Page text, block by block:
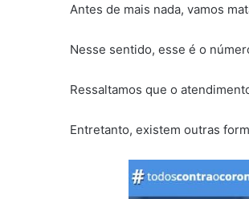
Antes de mais nada, vamos
Nesse sentido, esse é o
Ressaltamos que o
Entretanto, existem outras